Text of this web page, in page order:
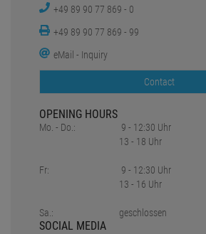
+49 89 90 77 869 - 0
+49 89 90 77 869 - 99
eMail - Inquiry
Contact
OPENING HOURS
Mo. - Do.:
Fr:
Sa.:
9 - 12:30 Uhr
13 - 18 Uhr
9 - 12:30 Uhr
13 - 16 Uhr
geschlossen
SOCIAL MEDIA